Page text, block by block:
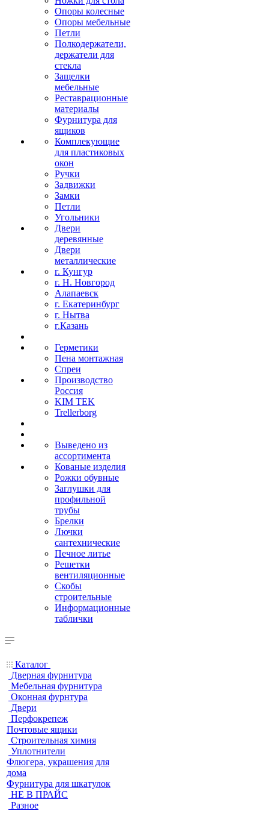
Опоры колесные
Опоры мебельные
Петли
Полкодержатели,
держатели для
стекла
Защелки
мебельные
Реставрационные
материалы
Фурнитура для
ящиков
Комплекующие
для пластиковых
окон
Ручки
Задвижки
Замки
Петли
Угольники
Двери
деревянные
Двери
металлические
г. Кунгур
г. Н. Новгород
Алапаевск
г. Екатеринбург
г. Нытва
г.Казань
Герметики
Пена монтажная
Спреи
Производство
Россия
KIM TEK
Trellerborg
Выведено из
ассортимента
Кованые изделия
Рожки обувные
Заглушки для
профильной
трубы
Брелки
Лючки
сантехнические
Печное литье
Решетки
вентиляционные
Скобы
строительные
Информационные
таблички
Каталог
Дверная фурнитура
Мебельная фурнитура
Оконная фурнтура
Двери
Перфокрепеж
Почтовые ящики
Строительная химия
Уплотнители
Флюгера, украшения для
дома
Фурнитура для шкатулок
НЕ В ПРАЙС
Разное